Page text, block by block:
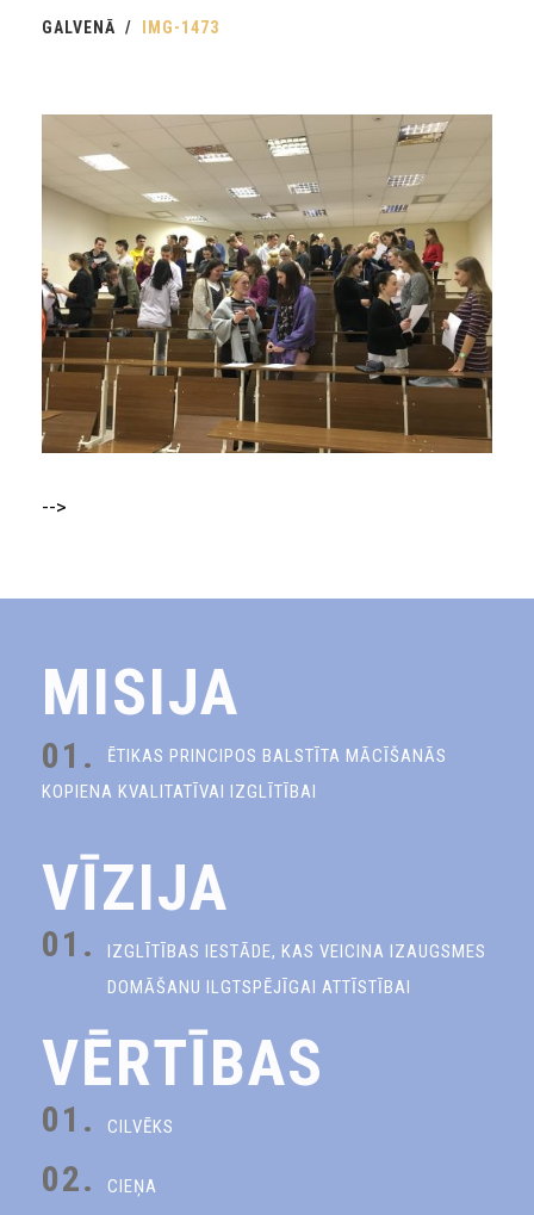
GALVENĀ IMG-1473
-->
MISIJA
01.
ĒTIKAS PRINCIPOS BALSTĪTA MĀCĪŠANĀS
KOPIENA KVALITATĪVAI IZGLĪTĪBAI
VĪZIJA
01.
IZGLĪTĪBAS IESTĀDE, KAS VEICINA IZAUGSMES
DOMĀŠANU ILGTSPĒJĪGAI ATTĪSTĪBAI
VĒRTĪBAS
01. CILVĒKS
02. CIEŅA